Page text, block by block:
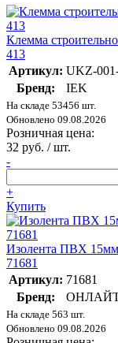
Клемма
413
Артикул: UKZ-
Бренд:
IEK
На складе 53456 шт.
Обновлено 09.08.2026
Розничная цена:
32 руб. / шт.
-
+
Купить
Изолента ПВХ
71681
Артикул: 71681
Бренд:
На складе 563 шт.
Обновлено 09.08.2026